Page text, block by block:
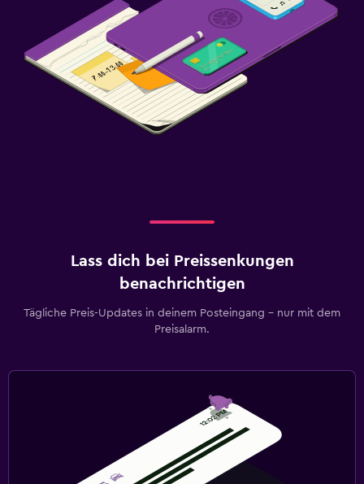
Lass dich bei Preissenkungen
benachrichtigen
Tägliche Preis-Updates in deinem Posteingang – nur mit dem
Preisalarm.